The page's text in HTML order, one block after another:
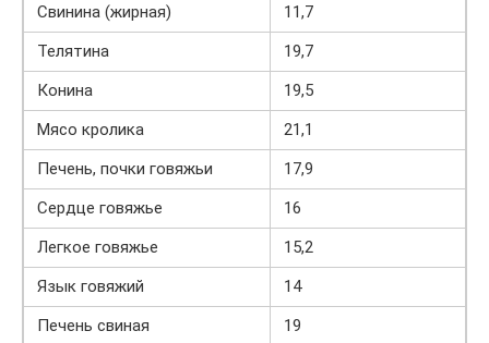
Свинина (жирная)
11,7
Телятина
19,7
Конина
19,5
Мясо кролика
21,1
Печень, почки говяжьи
17,9
Сердце говяжье
16
Легкое говяжье
15,2
Язык говяжий
14
Печень свиная
19